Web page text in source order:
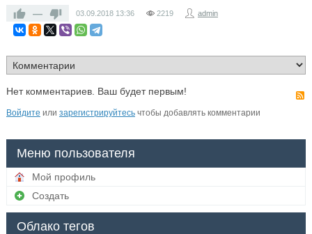
— 03.09.2018 13:36 2219 admin
Нет комментариев. Ваш будет первым!
Войдите или зарегистрируйтесьчтобы добавлять комментарии
Меню пользователя
Мой профиль
Создать
Облако тегов